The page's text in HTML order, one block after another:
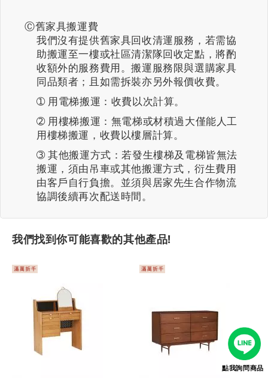
Ⓒ舊家具搬運費
我們沒有提供舊家具回收清運服務，若需協
助搬運至一樓或社區清潔隊回收定點，將酌
收額外的服務費用。搬運服務限與選購家具
同品類者；且如需拆裝亦另外報價收費。
➀ 用電梯搬運：收費以次計算。
➁ 用樓梯搬運：無電梯或材積過大僅能人工
用樓梯搬運，收費以樓層計算。
➂ 其他搬運方式：若發生樓梯及電梯皆無法
搬運，須由吊車或其他搬運方式，衍生費用
由客戶自行負擔。並須與居家先生合作物流
協調後續再次配送時間。
我們找到你可能喜歡的其他產品!
點我詢問商品